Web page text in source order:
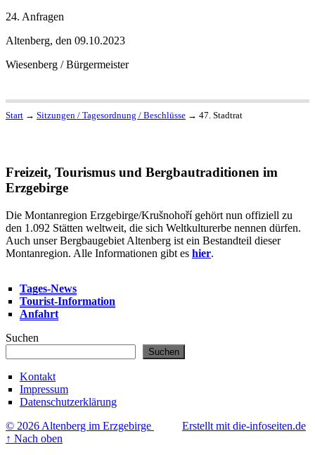
24. Anfragen
Altenberg, den 09.10.2023
Wiesenberg / Bürgermeister
Start → Sitzungen / Tagesordnung / Beschlüsse → 47. Stadtrat
Freizeit, Tourismus und Bergbautraditionen im
Erzgebirge
Die Montanregion Erzgebirge/Krušnohoří gehört nun offiziell zu
den 1.092 Stätten weltweit, die sich Weltkulturerbe nennen dürfen.
Auch unser Bergbaugebiet Altenberg ist ein Bestandteil dieser
Montanregion. Alle Informationen gibt es hier.
Tages-News
Tourist-Information
Anfahrt
Suchen
Suchen
Kontakt
Impressum
Datenschutzerklärung
© 2026 Altenberg im Erzgebirge
Erstellt mit die-infoseiten.de
↑ Nach oben